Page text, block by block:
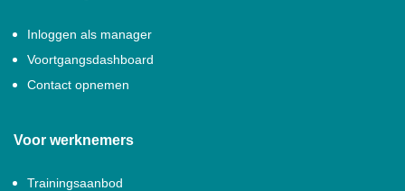
Inloggen als manager
Voortgangsdashboard
Contact opnemen
Voor werknemers
Trainingsaanbod